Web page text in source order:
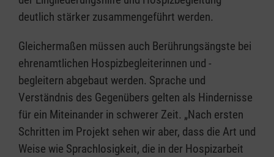
deutlich stärker zusammengeführt werden.
Gleichermaßen müssen auch Berührungsängste bei
ehrenamtlichen Hospizbegleiterinnen und -
begleitern abgebaut werden. Sprache und
Verständnis des Gegenübers gelten als Hindernisse
für ein Miteinander in schwerer Zeit. „Nach ersten
Schritten im Projekt sehen wir aber, dass die Art und
Weise wie Sprachlosigkeit, die in der Hospizarbeit